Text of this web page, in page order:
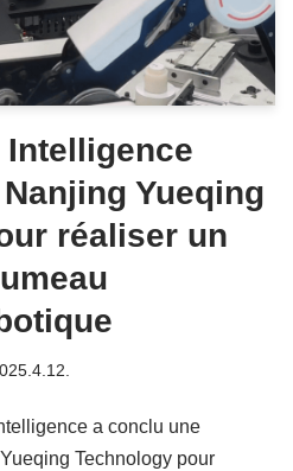
Intelligence
Yueqing
réaliser un
a conclu une
Technology pour